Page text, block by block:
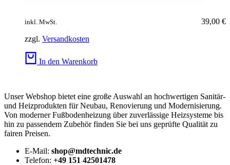
39,00 €
inkl. MwSt.
zzgl. Versandkosten
In den Warenkorb
Unser Webshop bietet eine große Auswahl an hochwertigen Sanitär-
und Heizprodukten für Neubau, Renovierung und Modernisierung.
Von moderner Fußbodenheizung über zuverlässige Heizsysteme bis
hin zu passendem Zubehör finden Sie bei uns geprüfte Qualität zu
fairen Preisen.
E-Mail: shop@mdtechnic.de
Telefon: +49 151 42501478